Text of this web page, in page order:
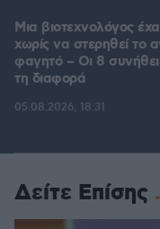
Μια βιοτεχνολόγος
χωρίς να στερηθεί το
φαγητό – Οι 8
τη διαφορά
05.08.2026, 18:31
Δείτε Επίσης